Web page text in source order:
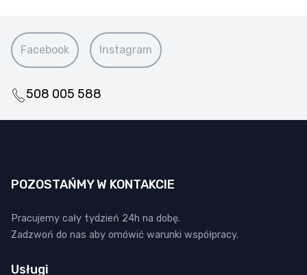
Facebook Instagram
508 005 588
POZOSTAŃMY W KONTAKCIE
Pracujemy cały tydzień 24h na dobę.
Zadzwoń do nas aby omówić warunki współpracy.
Usługi